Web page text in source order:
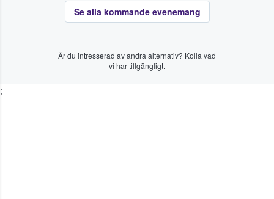
Se alla kommande evenemang
Är du intresserad av andra alternativ? Kolla vad
vi har tillgängligt.
;